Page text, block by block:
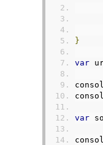
}
var
var